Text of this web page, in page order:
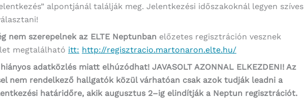
alpontjánál találják meg. Jelentkezési időszakoknál legyen szíves
nem szerepelnek az ELTE Neptunban előzetes regisztráción vesznek
megtalálható itt: http://regisztracio.martonaron.elte.hu/
hiányos adatközlés miatt elhúzódhat! JAVASOLT AZONNAL ELKEZDENI! Az
nem rendelkező hallgatók közül várhatóan csak azok tudják leadni a
határidőre, akik augusztus 2–ig elindítják a Neptun regisztrációt.